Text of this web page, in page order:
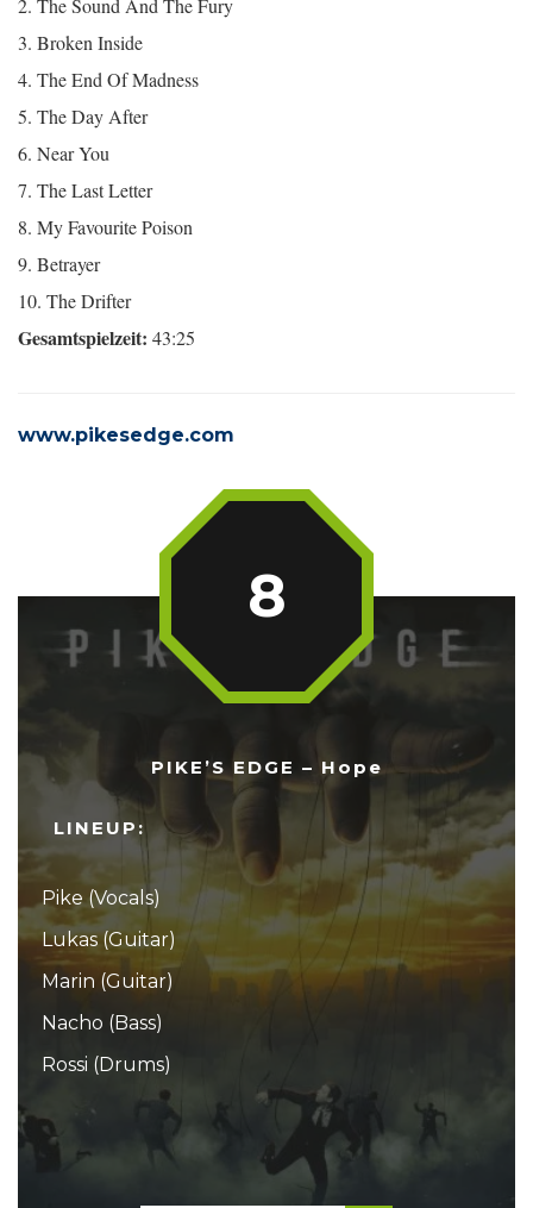
2. The Sound And The Fury
3. Broken Inside
4. The End Of Madness
5. The Day After
6. Near You
7. The Last Letter
8. My Favourite Poison
9. Betrayer
10. The Drifter
Gesamtspielzeit: 43:25
www.pikesedge.com
PIKE’S EDGE – Hope
LINEUP:
Pike (Vocals)
Lukas (Guitar)
Marin (Guitar)
Nacho (Bass)
Rossi (Drums)
8
...